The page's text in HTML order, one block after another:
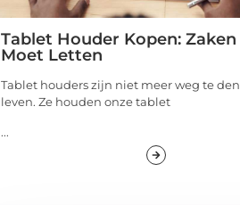
Tablet Houder Kopen:
Moet Letten
Tablet houders zijn niet meer weg te
leven. Ze houden onze tablet
...